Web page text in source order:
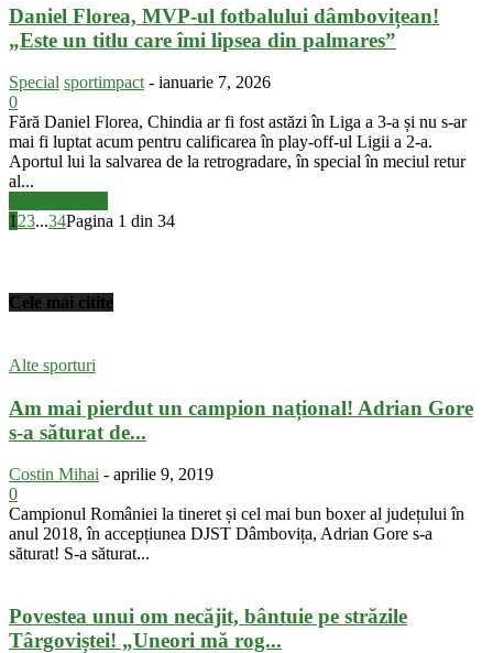
Daniel Florea, MVP-ul fotbalului dâmbovițean!
„Este un titlu care îmi lipsea din palmares”
Special sportimpact - ianuarie 7, 2026
0
Fără Daniel Florea, Chindia ar fi fost astăzi în Liga a 3-a și nu s-ar
mai fi luptat acum pentru calificarea în play-off-ul Ligii a 2-a.
Aportul lui la salvarea de la retrogradare, în special în meciul retur
al...
1 23...34Pagina 1 din 34
Cele mai citite
Alte sporturi
Am mai pierdut un campion național! Adrian Gore
s-a săturat de...
Costin Mihai - aprilie 9, 2019
0
Campionul României la tineret și cel mai bun boxer al județului în
anul 2018, în accepțiunea DJST Dâmbovița, Adrian Gore s-a
săturat! S-a săturat...
Povestea unui om necăjit, bântuie pe străzile
Târgoviștei! „Uneori mă rog...